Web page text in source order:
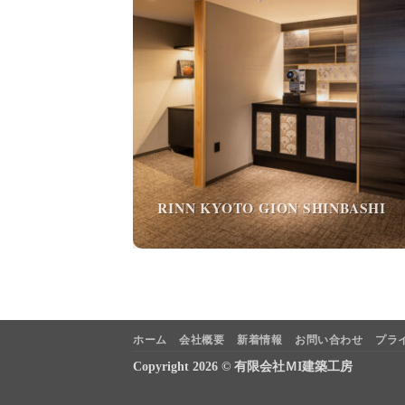
RINN KYOTO GION SHINBASHI
ホーム 会社概要 新着情報 お問い合わせ プラ
Copyright 2026 © 有限会社ＭI建築工房